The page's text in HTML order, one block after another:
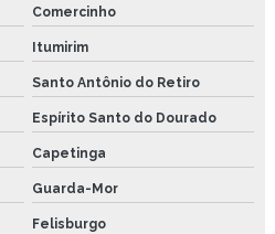
Comercinho
Itumirim
Santo Antônio do Retiro
Espírito Santo do Dourado
Capetinga
Guarda-Mor
Felisburgo